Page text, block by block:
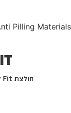
Pilling Materials
חולצת Dry Fit מנדפת זיעה קצרה וקלה במיוחד!